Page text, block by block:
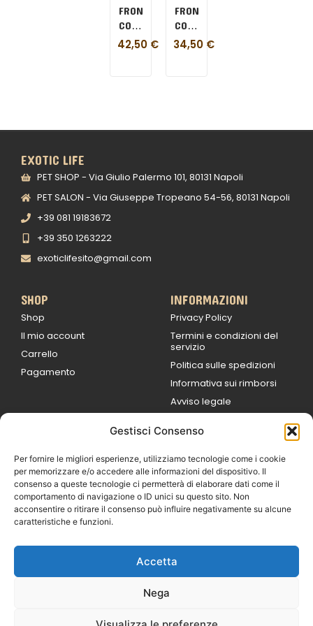
Gestisci Consenso
Per fornire le migliori esperienze, utilizziamo tecnologie come i cookie
per memorizzare e/o accedere alle informazioni del dispositivo. Il
consenso a queste tecnologie ci permetterà di elaborare dati come il
comportamento di navigazione o ID unici su questo sito. Non
acconsentire o ritirare il consenso può influire negativamente su alcune
caratteristiche e funzioni.
Accetta
Nega
FRONTPRO
COMPRESSE
25-
50
42,50 €
FRONTPRO
COMPRESSE
4-10
KG
34,50 €
EXOTIC LIFE
PET SHOP - Via Giulio Palermo 101, 80131 Napoli
PET SALON - Via Giuseppe Tropeano 54-56, 80131 Napoli
+39 081 19183672
+39 350 1263222
exoticlifesito@gmail.com
SHOP
Shop
Il mio account
Carrello
Pagamento
INFORMAZIONI
Privacy Policy
Termini e condizioni del
servizio
Politica sulle spedizioni
Informativa sui rimborsi
Avviso legale
9:00
Sabato 09:00 /
14:00
16:30 /
Domenica
Castaldi Luca | P.IVA
IT07259351216